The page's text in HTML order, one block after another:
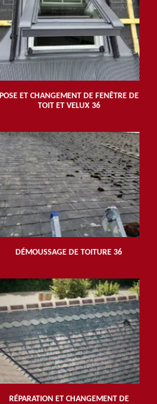
POSE ET CHANGEMENT DE FENÊTRE DE
TOIT ET VELUX 36
DÉMOUSSAGE DE TOITURE 36
RÉPARATION ET CHANGEMENT DE